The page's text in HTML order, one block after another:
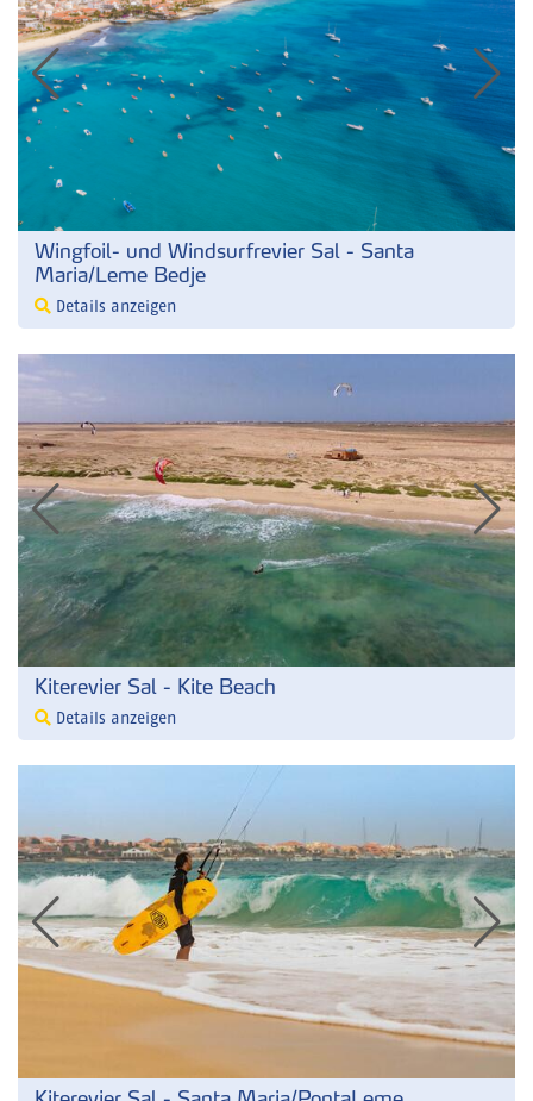
Wingfoil- und Windsurfrevier Sal - Santa
Maria/Leme Bedje
Details anzeigen
Kiterevier Sal - Kite Beach
Details anzeigen